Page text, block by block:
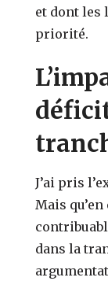
et dont les
priorité.
J’ai pris
Mais
dans la